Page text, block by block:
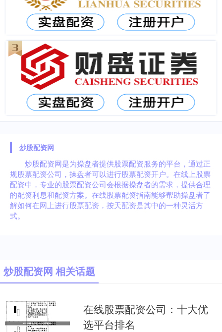
炒股配资网
炒股配资网是为操盘者提供股票配资服务的平台，通过正
规股票配资公司，操盘者可以进行股票配资开户。在线上股票
配资中，专业的股票配资公司会根据操盘者的需求，提供合理
的配资利息和配资方案。在线股票配资指南能够帮助操盘者了
解如何在网上进行股票配资，按天配资是其中的一种灵活方
式。
炒股配资网 相关话题
在线股票配资公司：十大优
选平台排名